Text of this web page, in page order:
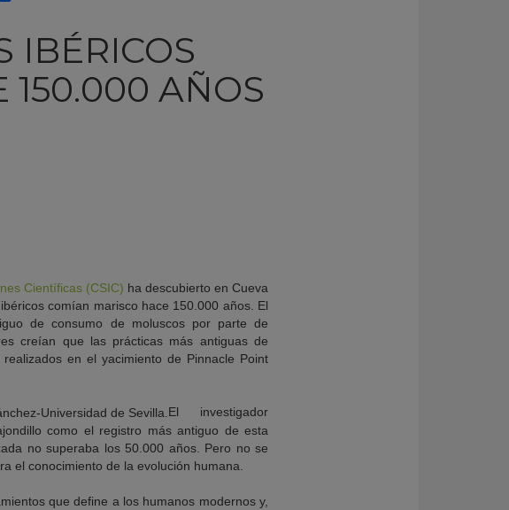
IBÉRICOS
150.000 AÑOS
Científicas (CSIC) ha descubierto en Cueva
comían marisco hace 150.000 años. El
de consumo de moluscos por parte de
creían que las prácticas más antiguas de
realizados en el yacimiento de Pinnacle Point
El investigador
como el registro más antiguo de esta
no superaba los 50.000 años. Pero no se
el conocimiento de la evolución humana.
que define a los humanos modernos y,